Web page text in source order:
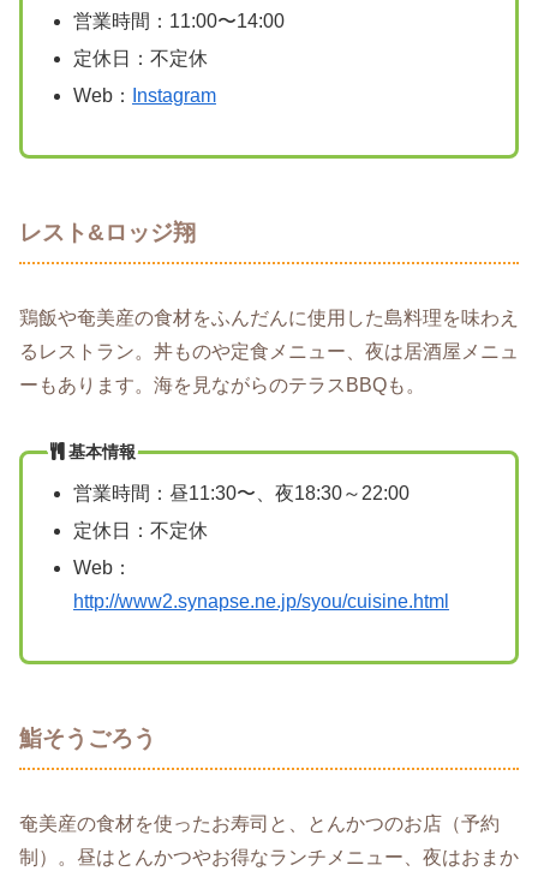
営業時間：11:00〜14:00
定休日：不定休
Web：
Instagram
レスト&ロッジ翔
鶏飯や奄美産の食材をふんだんに使用した島料理を味わえ
るレストラン。丼ものや定食メニュー、夜は居酒屋メニュ
ーもあります。海を見ながらのテラスBBQも。
基本情報
営業時間：昼11:30〜、夜18:30～22:00
定休日：不定休
Web：
http://www2.synapse.ne.jp/syou/cuisine.html
鮨そうごろう
奄美産の食材を使ったお寿司と、とんかつのお店（予約
制）。昼はとんかつやお得なランチメニュー、夜はおまか